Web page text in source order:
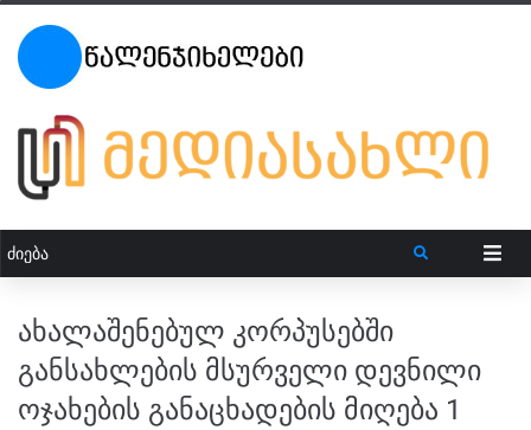
ახალაშენებულ კორპუსებში
განსახლების მსურველი დევნილი
ოჯახების განაცხადების მიღება 1